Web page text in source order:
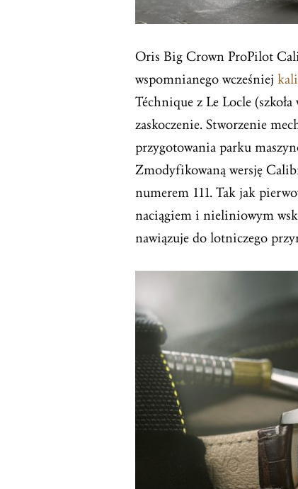
Oris Big Crown ProPilot
wspomnianego wcześniej
Téchnique z Le Locle
zaskoczenie. Stworzenie
przygotowania parku
Zmodyfikowaną wersję
numerem 111. Tak jak
naciągiem i nieliniowym
nawiązuje do lotniczego